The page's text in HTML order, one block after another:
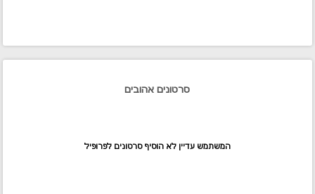
סרטונים אהובים
המשתמש עדיין לא הוסיף סרטונים לפרופיל